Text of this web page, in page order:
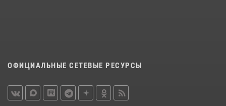
ОФИЦИАЛЬНЫЕ СЕТЕВЫЕ РЕСУРСЫ